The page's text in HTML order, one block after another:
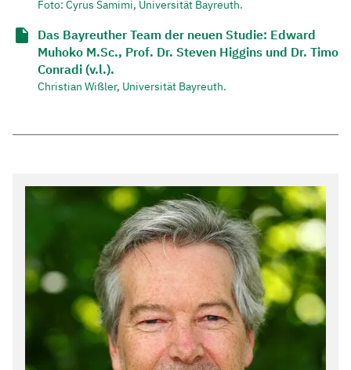
Foto: Cyrus Samimi, Universität Bayreuth.
Das Bayreuther Team der neuen Studie: Edward
Muhoko M.Sc., Prof. Dr. Steven Higgins und Dr. Timo
Conradi (v.l.).
Christian Wißler, Universität Bayreuth.